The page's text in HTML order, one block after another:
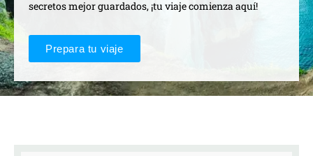
secretos mejor guardados, ¡tu viaje comienza aquí!
Prepara tu viaje